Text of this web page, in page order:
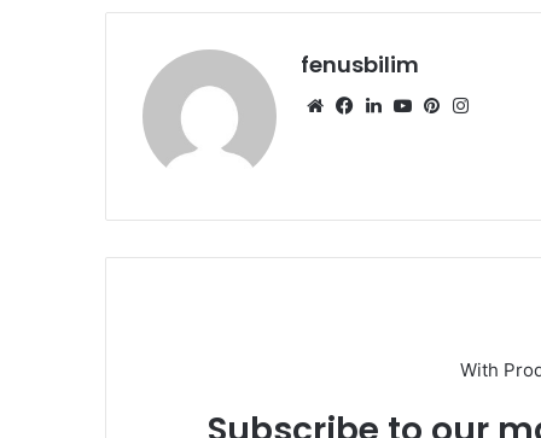
fenusbilim
Web Facebook
LinkedIn
YouTubePinterest
With